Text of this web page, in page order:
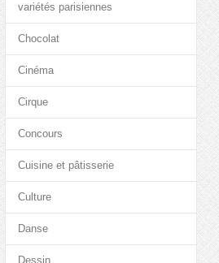
variétés parisiennes
Chocolat
Cinéma
Cirque
Concours
Cuisine et pâtisserie
Culture
Danse
Dessin